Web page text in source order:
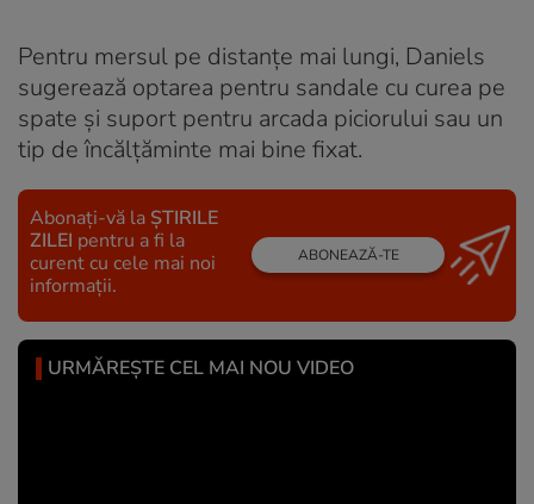
Pentru mersul pe distanțe mai lungi, Daniels
sugerează optarea pentru sandale cu curea pe
spate și suport pentru arcada piciorului sau un
tip de încălțăminte mai bine fixat.
Abonați-vă la ȘTIRILE
ZILEI pentru a fi la
curent cu cele mai noi
informații.
ABONEAZĂ-TE
URMĂREȘTE CEL MAI NOU VIDEO